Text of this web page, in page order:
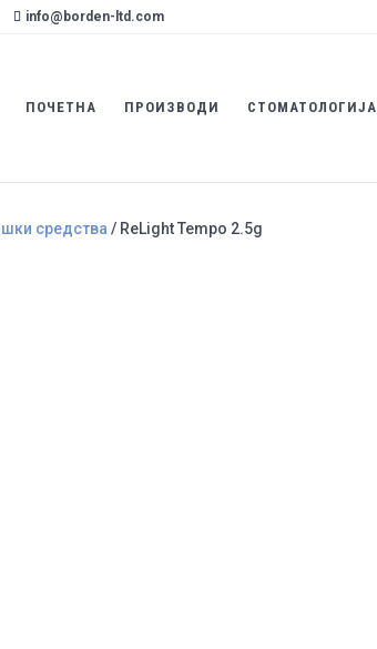
info@borden-ltd.com
ПОЧЕТНА ПРОИЗВОДИ СТОМАТОЛОГИЈА
средства / ReLight Tempo 2.5g